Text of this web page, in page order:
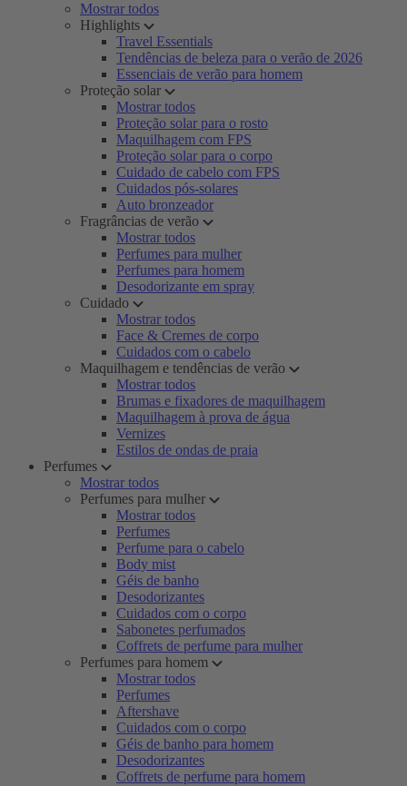
Mostrar todos
Highlights
Travel Essentials
Tendências de beleza para o verão de 2026
Essenciais de verão para homem
Proteção solar
Mostrar todos
Proteção solar para o rosto
Maquilhagem com FPS
Proteção solar para o corpo
Cuidado de cabelo com FPS
Cuidados pós-solares
Auto bronzeador
Fragrâncias de verão
Mostrar todos
Perfumes para mulher
Perfumes para homem
Desodorizante em spray
Cuidado
Mostrar todos
Face & Cremes de corpo
Cuidados com o cabelo
Maquilhagem e tendências de verão
Mostrar todos
Brumas e fixadores de maquilhagem
Maquilhagem à prova de água
Vernizes
Estilos de ondas de praia
Perfumes
Mostrar todos
Perfumes para mulher
Mostrar todos
Perfumes
Perfume para o cabelo
Body mist
Géis de banho
Desodorizantes
Cuidados com o corpo
Sabonetes perfumados
Coffrets de perfume para mulher
Perfumes para homem
Mostrar todos
Perfumes
Aftershave
Cuidados com o corpo
Géis de banho para homem
Desodorizantes
Coffrets de perfume para homem